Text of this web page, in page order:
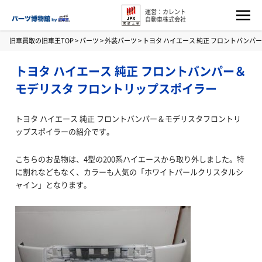
運営：カレント
自動車株式会社
旧車買取の旧車王TOP>パーツ>外装パーツ> トヨタ ハイエース 純正 フロントバンパ
トヨタ ハイエース 純正 フロントバンパー＆
モデリスタ フロントリップスポイラー
トヨタ ハイエース 純正 フロントバンパー＆モデリスタフロントリ
ップスポイラーの紹介です。
こちらのお品物は、4型の200系ハイエースから取り外しました。特
に割れなどもなく、カラーも人気の「ホワイトパールクリスタルシ
ャイン」となります。